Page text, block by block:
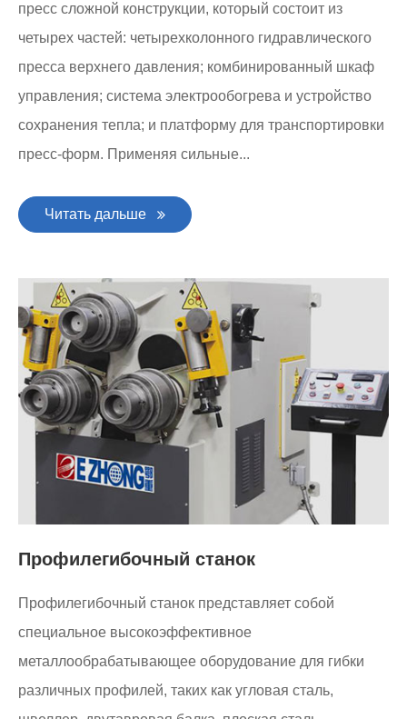
пресс сложной конструкции, который состоит из
четырех частей: четырехколонного гидравлического
пресса верхнего давления; комбинированный шкаф
управления; система электрообогрева и устройство
сохранения тепла; и платформу для транспортировки
пресс-форм. Применяя сильные...
Читать дальше
Профилегибочный станок
Профилегибочный станок представляет собой
специальное высокоэффективное
металлообрабатывающее оборудование для гибки
различных профилей, таких как угловая сталь,